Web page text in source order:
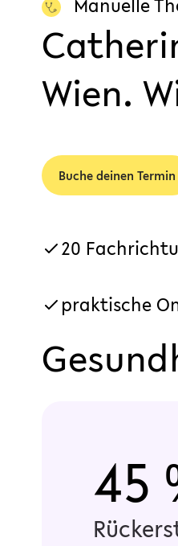
Wien.
Buche deinen Termin
20
praktische
45